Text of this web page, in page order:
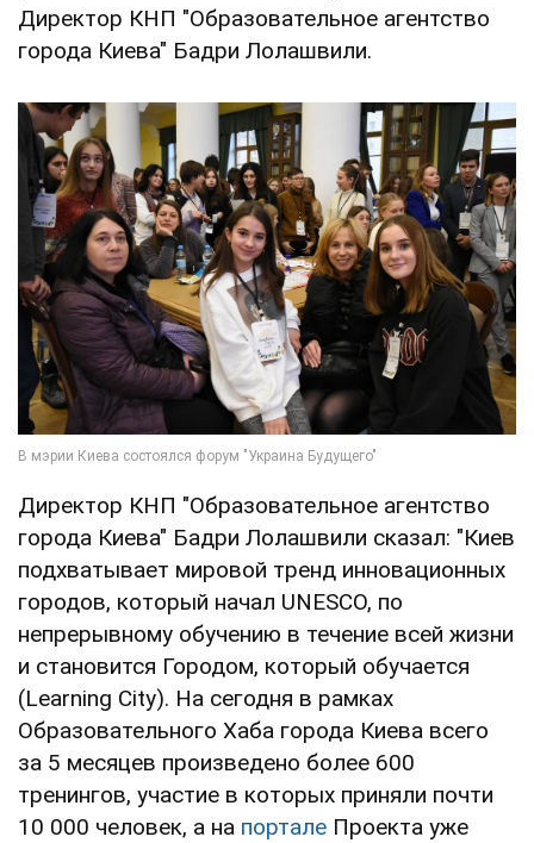
Директор КНП "Образовательное агентство
города Киева" Бадри Лолашвили.
Директор КНП "Образовательное агентство
города Киева" Бадри Лолашвили сказал: "Киев
подхватывает мировой тренд инновационных
городов, который начал UNESCO, по
непрерывному обучению в течение всей жизни
и становится Городом, который обучается
(Learning City). На сегодня в рамках
Образовательного Хаба города Киева всего
за 5 месяцев произведено более 600
тренингов, участие в которых приняли почти
10 000 человек, а на портале Проекта уже